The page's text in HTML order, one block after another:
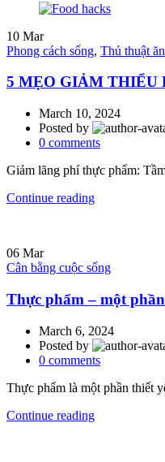
10 Mar
Phong cách sống, Thủ thuật
5 MẸO GIẢM THIỂU
March 10, 2024
Posted by
0 comments
Giảm lãng phí thực phẩm:
Continue reading
06 Mar
Cân bằng cuộc sống
Thực phẩm – một
March 6, 2024
Posted by
0 comments
Thực phẩm là một phần thiết
Continue reading